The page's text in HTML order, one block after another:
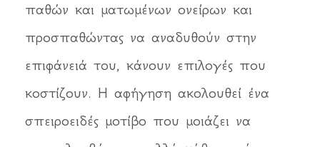
παθών και ματωμένων ονείρων και
προσπαθώντας να αναδυθούν στην
επιφάνειά του, κάνουν επιλογές που
κοστίζουν. Η αφήγηση ακολουθεί ένα
σπειροειδές μοτίβο που μοιάζει να